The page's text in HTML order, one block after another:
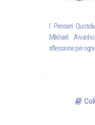
I Pensieri
Mikhaël
riflessione per